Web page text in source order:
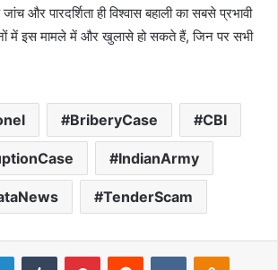
और पारदर्शिता ही विश्वास बहाली का सबसे प्रभावी
में इस मामले में और खुलासे हो सकते हैं, जिन पर सभी
BriberyCase CBI
IndianArmy
TenderScam
LinkedInTumblr PinterestReddit VKontakte